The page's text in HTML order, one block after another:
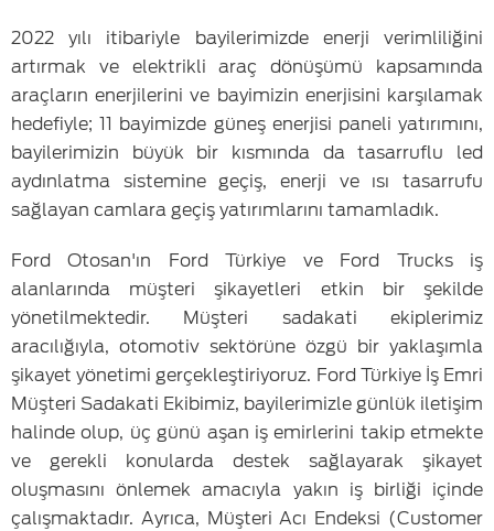
2022 yılı itibariyle bayilerimizde enerji verimliliğini
artırmak ve elektrikli araç dönüşümü kapsamında
araçların enerjilerini ve bayimizin enerjisini karşılamak
hedefiyle; 11 bayimizde güneş enerjisi paneli yatırımını,
bayilerimizin büyük bir kısmında da tasarruflu led
aydınlatma sistemine geçiş, enerji ve ısı tasarrufu
sağlayan camlara geçiş yatırımlarını tamamladık.
Ford Otosan'ın Ford Türkiye ve Ford Trucks iş
alanlarında müşteri şikayetleri etkin bir şekilde
yönetilmektedir. Müşteri sadakati ekiplerimiz
aracılığıyla, otomotiv sektörüne özgü bir yaklaşımla
şikayet yönetimi gerçekleştiriyoruz. Ford Türkiye İş Emri
Müşteri Sadakati Ekibimiz, bayilerimizle günlük iletişim
halinde olup, üç günü aşan iş emirlerini takip etmekte
ve gerekli konularda destek sağlayarak şikayet
oluşmasını önlemek amacıyla yakın iş birliği içinde
çalışmaktadır. Ayrıca, Müşteri Acı Endeksi (Customer